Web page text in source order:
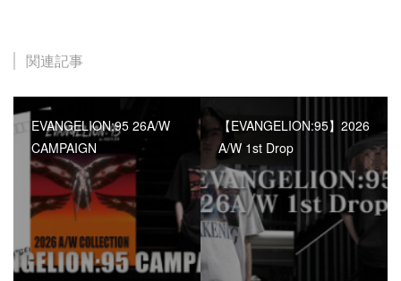
関連記事
EVANGELION:95 26A/W
CAMPAIGN
【EVANGELION:95】2026
A/W 1st Drop